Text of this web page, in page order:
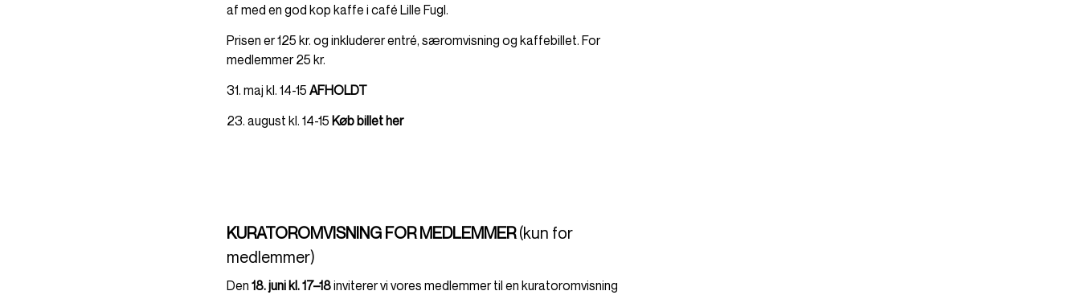
af med en god kop kaffe i café Lille Fugl.
Prisen er 125 kr. og inkluderer entré, særomvisning og kaffebillet. For
medlemmer 25 kr.
31. maj kl. 14-15AFHOLDT
23. august kl. 14-15Køb billet her
KURATOROMVISNING FOR MEDLEMMER(kun for
medlemmer)
Den18. juni kl. 17–18inviterer vi vores medlemmer til en kuratoromvisning